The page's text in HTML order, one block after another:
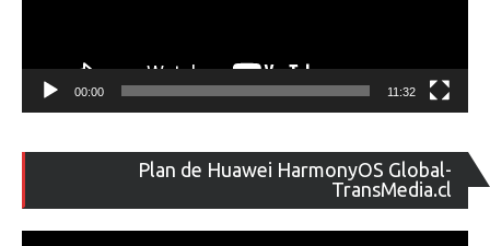
00:00 11:32
Plan de Huawei HarmonyOS Global-
TransMedia.cl
de